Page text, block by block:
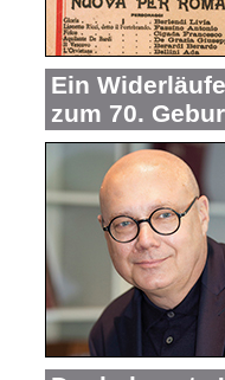
Ein
zum 70.